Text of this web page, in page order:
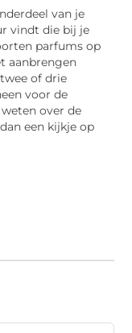
van je
vindt die bij je
parfums op
aanbrengen
of drie
voor de
over de
een kijkje op